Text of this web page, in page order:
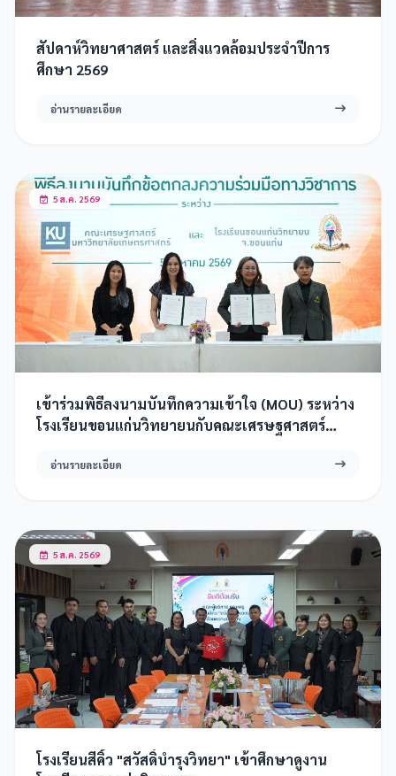
สัปดาห์วิทยาศาสตร์ และสิ่งแวดล้อมประจำปีการ
ศึกษา 2569
อ่านรายละเอียด
5 ส.ค. 2569
เข้าร่วมพิธีลงนามบันทึกความเข้าใจ (MOU) ระหว่าง
โรงเรียนขอนแก่นวิทยายนกับคณะเศรษฐศาสตร์
อ่านรายละเอียด
5 ส.ค. 2569
โรงเรียนสีคิ้ว "สวัสดิ์บำรุงวิทยา" เข้าศึกษาดูงาน